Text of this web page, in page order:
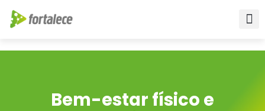
Bem-estar físico e